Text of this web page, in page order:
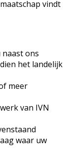
vindt
ons
het landelijk
meer
van IVN
waar uw